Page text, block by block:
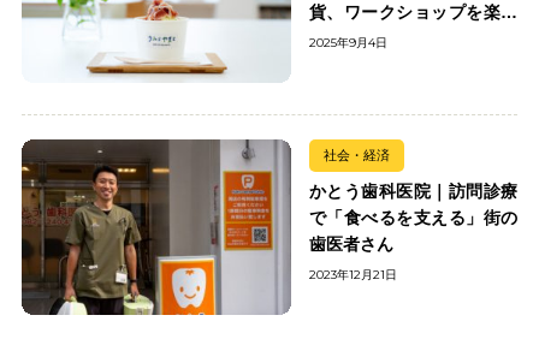
貨、ワークショップを楽し
む
2025年9月4日
社会・経済
かとう歯科医院｜訪問診療
で「食べるを支える」街の
歯医者さん
2023年12月21日